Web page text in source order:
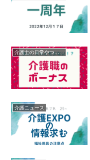
介護士の日常やつぶやき
介護ニュース